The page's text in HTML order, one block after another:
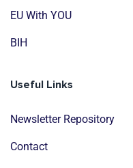
EU With YOU
BIH
Useful Links
Newsletter Repository
Contact